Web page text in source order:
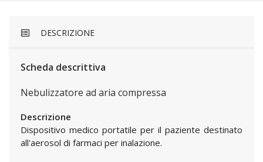
DESCRIZIONE
Scheda descrittiva
Nebulizzatore ad aria compressa
Descrizione
Dispositivo medico portatile per il paziente destinato
all'aerosol di farmaci per inalazione.